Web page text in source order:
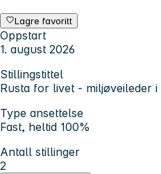
Lagre favoritt
Oppstart
1. august 2026
Stillingstittel
Rusta for livet - miljøveileder
Type ansettelse
Fast, heltid 100%
Antall stillinger
2